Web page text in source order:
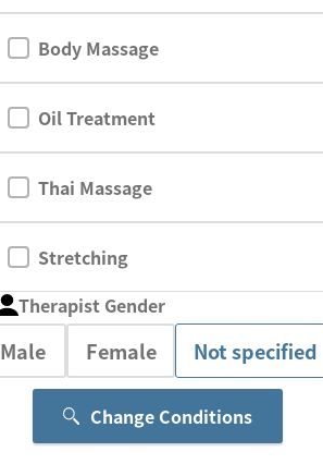
Body Massage
Oil Treatment
Thai Massage
Stretching
Therapist Gender
Male Female Not specified
Change Conditions